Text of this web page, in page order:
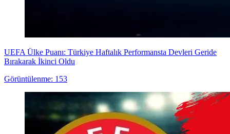
UEFA Ülke Puanı: Türkiye Haftalık Performansta Devleri Geride
Bırakarak İkinci Oldu
Görüntülenme: 153